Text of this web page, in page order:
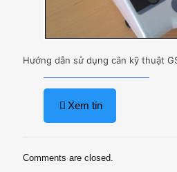
Hướng dẫn sử dụng cân kỹ thuật
Xem tin
Comments are closed.